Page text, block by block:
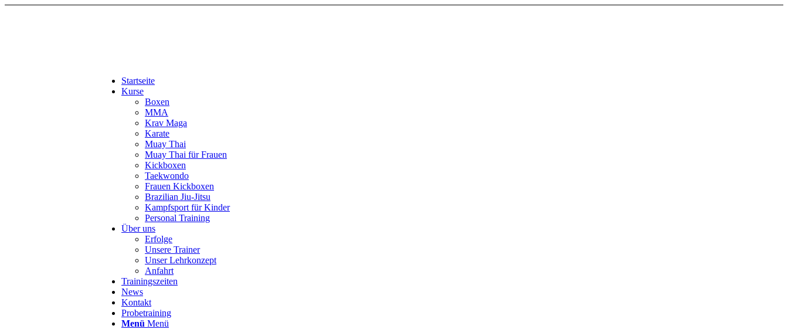
Startseite
Kurse
Boxen
MMA
Krav Maga
Karate
Muay Thai
Muay Thai für Frauen
Kickboxen
Taekwondo
Frauen Kickboxen
Brazilian Jiu-Jitsu
Kampfsport für Kinder
Personal Training
Über uns
Erfolge
Unsere Trainer
Unser Lehrkonzept
Anfahrt
Trainingszeiten
News
Kontakt
Probetraining
Menü Menü